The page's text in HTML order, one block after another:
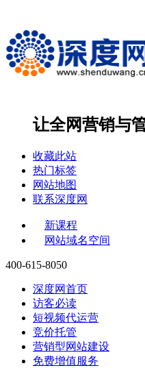
让全网营销与
收藏此站
热门标签
网站地图
联系深度网
新课程
网站域名空间
400-615-8050
深度网首页
访客必读
短视频代运营
竞价托管
营销型网站建设
免费增值服务